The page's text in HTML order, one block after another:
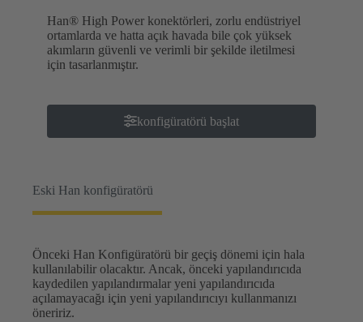
Han® High Power konektörleri, zorlu endüstriyel
ortamlarda ve hatta açık havada bile çok yüksek
akımların güvenli ve verimli bir şekilde iletilmesi
için tasarlanmıştır.
konfigüratörü başlat
Eski Han konfigüratörü
Önceki Han Konfigüratörü bir geçiş dönemi için hala
kullanılabilir olacaktır. Ancak, önceki yapılandırıcıda
kaydedilen yapılandırmalar yeni yapılandırıcıda
açılamayacağı için yeni yapılandırıcıyı kullanmanızı
öneririz.